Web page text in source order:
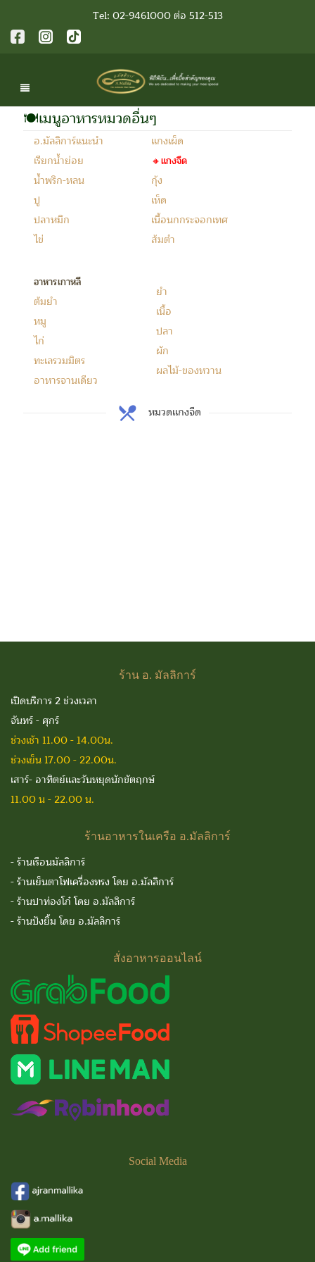
Tel: 02-9461000 ต่อ 512-513
🍽เมนูอาหารหมวดอื่นๆ
อ.มัลลิการ์แนะนำ
เรียกน้ำย่อย
น้ำพริก-หลน
ปู
ปลาหมึก
ไข่
แกงเผ็ด
🔸แกงจืด
กุ้ง
เห็ด
เนื้อนกกระจอกเทศ
ส้มตำ
อาหารเกาหลี
ต้มยำ
หมู
ไก่
ทะเลรวมมิตร
อาหารจานเดียว
ยำ
เนื้อ
ปลา
ผัก
ผลไม้-ของหวาน
หมวดแกงจืด
ร้าน อ. มัลลิการ์
เปิดบริการ 2 ช่วงเวลา
จันทร์ - ศุกร์
ช่วงเช้า 11.00 - 14.00น.
ช่วงเย็น 17.00 - 22.00น.
เสาร์- อาทิตย์และวันหยุดนักขัตฤกษ์
11.00 น - 22.00 น.
ร้านอาหารในเครือ อ.มัลลิการ์
-ร้านเรือนมัลลิการ์
-ร้านเย็นตาโฟเครื่องทรง โดย อ.มัลลิการ์
-ร้านปาท่องโก๋ โดย อ.มัลลิการ์
-ร้านปังยิ้ม โดย อ.มัลลิการ์
สั่งอาหารออนไลน์
Social Media